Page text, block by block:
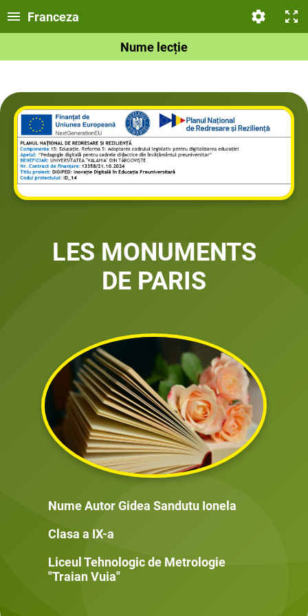
Franceza
Nume lecție
LES MONUMENTS
DE PARIS
Nume Autor Gidea Sandutu Ionela
Clasa a IX-a
Liceul Tehnologic de Metrologie
"Traian Vuia"